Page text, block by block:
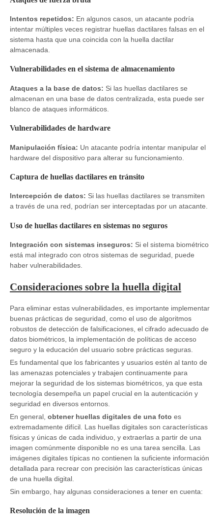
Intentos repetidos: En algunos casos, un atacante podría
intentar múltiples veces registrar huellas dactilares falsas en el
sistema hasta que una coincida con la huella dactilar
almacenada.
Vulnerabilidades en el sistema de almacenamiento
Ataques a la base de datos: Si las huellas dactilares se
almacenan en una base de datos centralizada, esta puede ser
blanco de ataques informáticos.
Vulnerabilidades de hardware
Manipulación física: Un atacante podría intentar manipular el
hardware del dispositivo para alterar su funcionamiento.
Captura de huellas dactilares en tránsito
Intercepción de datos: Si las huellas dactilares se transmiten
a través de una red, podrían ser interceptadas por un atacante.
Uso de huellas dactilares en sistemas no seguros
Integración con sistemas inseguros: Si el sistema biométrico
está mal integrado con otros sistemas de seguridad, puede
haber vulnerabilidades.
Consideraciones sobre la huella digital
Para eliminar estas vulnerabilidades, es importante implementar
buenas prácticas de seguridad, como el uso de algoritmos
robustos de detección de falsificaciones, el cifrado adecuado de
datos biométricos, la implementación de políticas de acceso
seguro y la educación del usuario sobre prácticas seguras.
Es fundamental que los fabricantes y usuarios estén al tanto de
las amenazas potenciales y trabajen continuamente para
mejorar la seguridad de los sistemas biométricos, ya que esta
tecnología desempeña un papel crucial en la autenticación y
seguridad en diversos entornos.
En general, obtener huellas digitales de una foto es
extremadamente difícil. Las huellas digitales son características
físicas y únicas de cada individuo, y extraerlas a partir de una
imagen comúnmente disponible no es una tarea sencilla. Las
imágenes digitales típicas no contienen la suficiente información
detallada para recrear con precisión las características únicas
de una huella digital.
Sin embargo, hay algunas consideraciones a tener en cuenta:
Resolución de la imagen